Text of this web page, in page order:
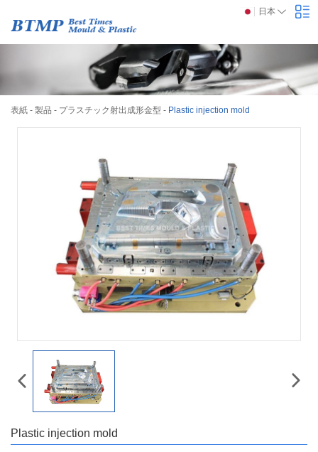
日本
表紙 - 製品 - プラスチック射出成形金型 - Plastic injection mold
Plastic injection mold